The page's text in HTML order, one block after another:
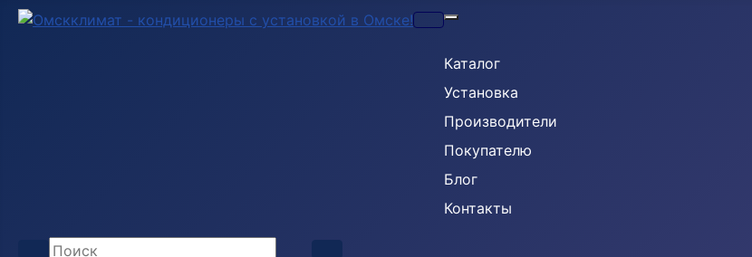
Каталог
Установка
Производители
Покупателю
Блог
Контакты